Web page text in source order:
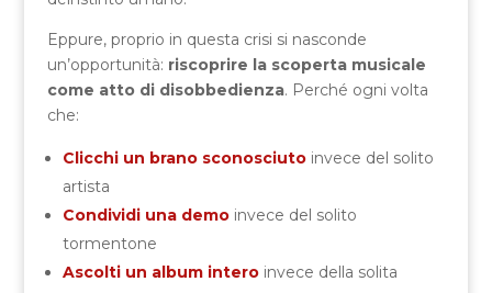
Eppure, proprio in questa crisi si nasconde
un’opportunità: riscoprire la scoperta musicale
come atto di disobbedienza. Perché ogni volta
che:
Clicchi un brano sconosciutoinvece del solito
artista
Condividi una demoinvece del solito
tormentone
Ascolti un album interoinvece della solita